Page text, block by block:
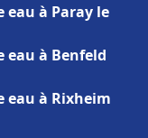
à Paray le
à Benfeld
à Rixheim